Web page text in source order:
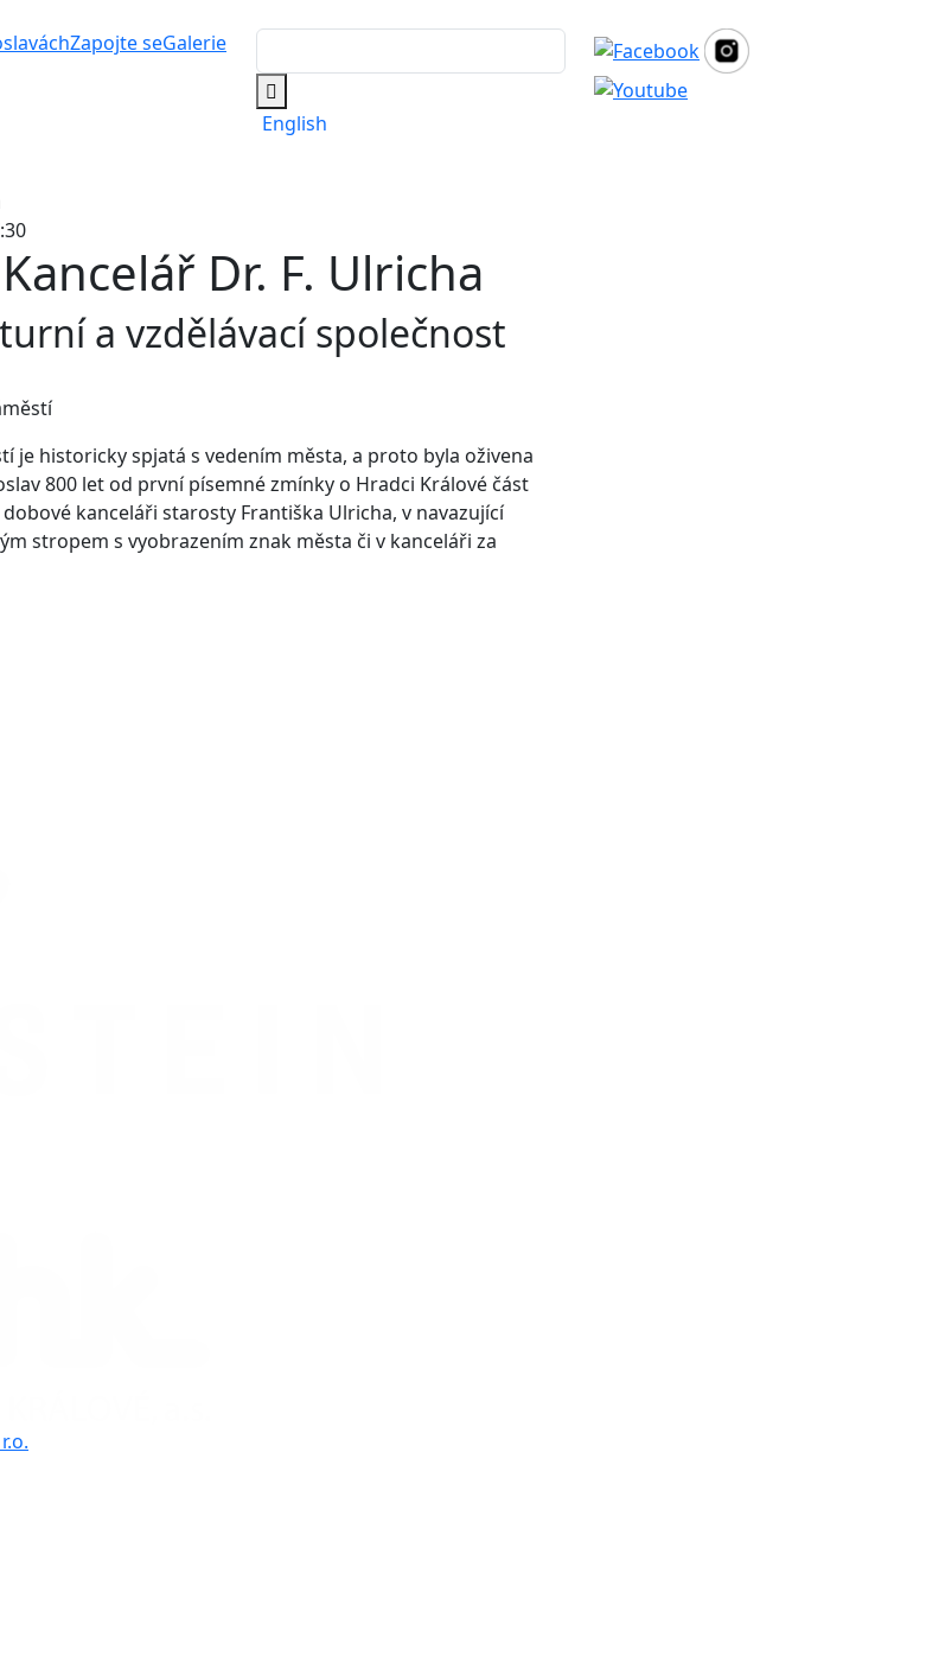
Zapojte seGalerie
English
Dr. F. Ulricha
a vzdělávací společnost
je historicky spjatá s vedením města, a proto byla oživena
800 let od první písemné zmínky o Hradci Králové část
kanceláři starosty Františka Ulricha, v navazující
stropem s vyobrazením znak města či v kanceláři za